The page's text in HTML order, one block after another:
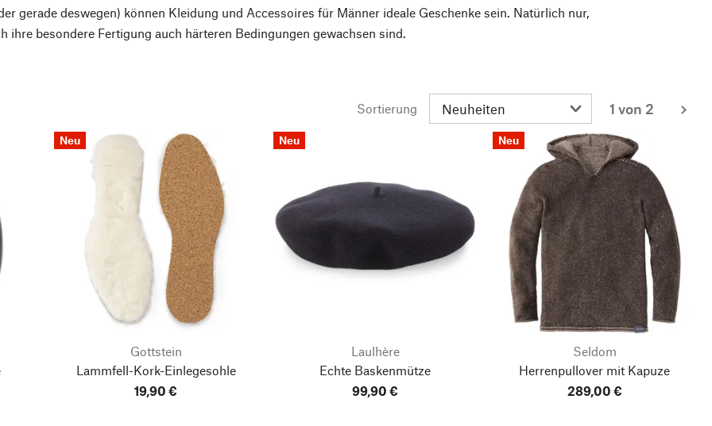
gerade deswegen) können Kleidung und Accessoires für Männer ideale Geschenke sein. Natürlich nur,
ihre besondere Fertigung auch härteren Bedingungen gewachsen sind.
Sortierung
1 von 2
Neu
Gottstein
Lammfell-Kork-Einlegesohle
19,90 €
Neu
Laulhère
Echte Baskenmütze
99,90 €
Neu
Seldom
Herrenpullover mit Kapuze
289,00 €